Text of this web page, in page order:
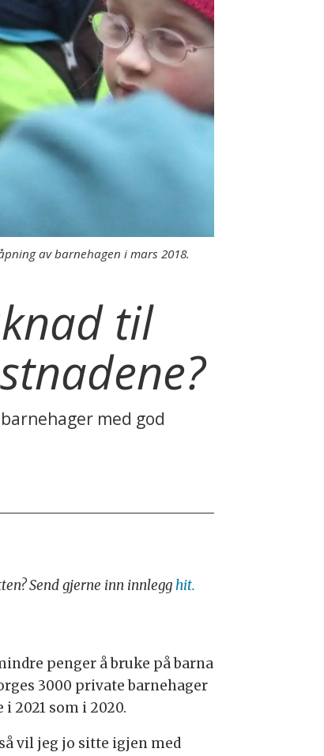
av barnehagen i mars 2018.
til
med god
Send gjerne inn innlegghit.
penger å bruke på barna
3000 private barnehager
2021 som i 2020.
vil jeg jo sitte igjen med